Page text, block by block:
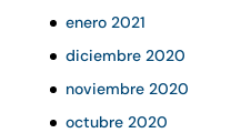
enero 2021
diciembre 2020
noviembre 2020
octubre 2020